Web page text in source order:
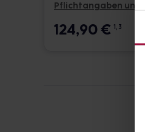
Pflichtangaben und
124,90€ 1, 3